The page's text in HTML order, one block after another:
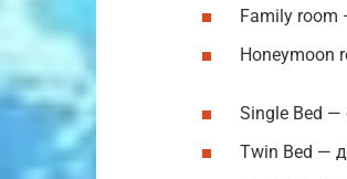
Family room
Honeymoon
Single Bed —
Twin Bed —